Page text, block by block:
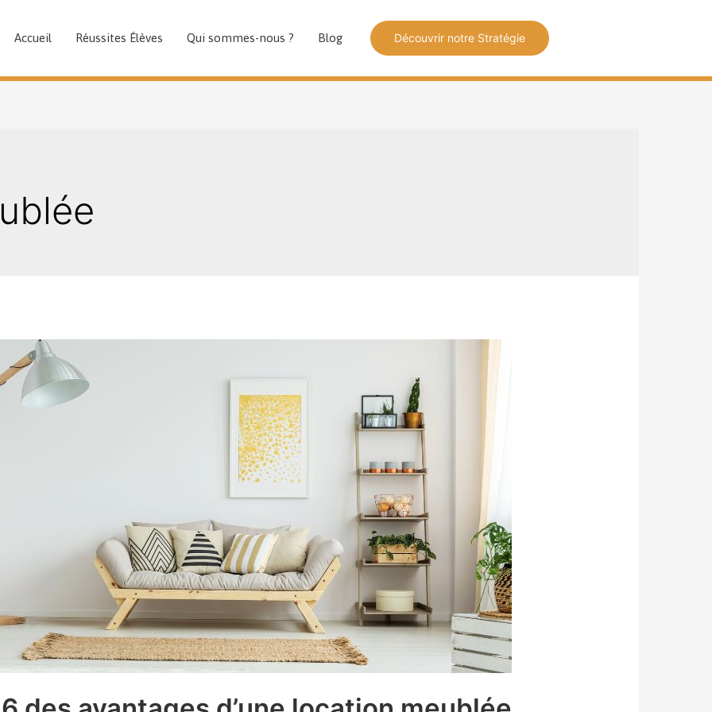
Accueil Réussites Élèves Qui sommes-nous ? Blog Découvrir notre Stratégie